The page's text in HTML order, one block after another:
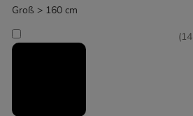
Groß > 160 cm
(